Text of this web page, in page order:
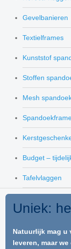
Gevelbanieren
Textielframes
Kunststof
Stoffen
Mesh
Budget –
Tafelvlaggen
Uniek:
Natuurlijk mag u
leveren, maar